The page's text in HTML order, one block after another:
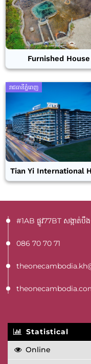
Furnished House
រាជធានីភ្នំពេញ
Tian Yi International
#1AB ផ្លូវ77BT​ សង្កាត់
086 70 70 71
Statistical
Online